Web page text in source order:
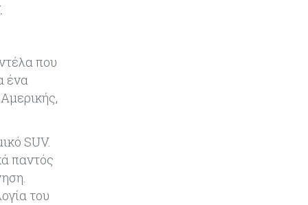
που
ένα
SUV.
παντός
του